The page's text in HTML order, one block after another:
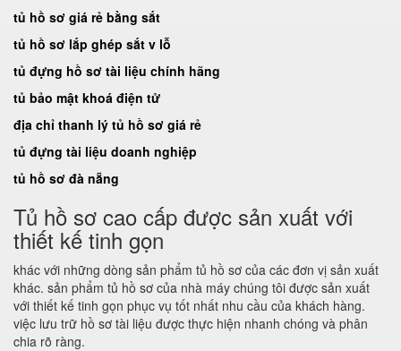
tủ hồ sơ giá rẻ bằng sắt
tủ hồ sơ lắp ghép sắt v lỗ
tủ đựng hồ sơ tài liệu chính hãng
tủ bảo mật khoá điện tử
địa chỉ thanh lý tủ hồ sơ giá rẻ
tủ đựng tài liệu doanh nghiệp
tủ hồ sơ đà nẵng
Tủ hồ sơ cao cấp được sản xuất với
thiết kế tinh gọn
khác với những dòng sản phẩm tủ hồ sơ của các đơn vị sản xuất
khác. sản phẩm tủ hồ sơ của nhà máy chúng tôi được sản xuất
với thiết kế tinh gọn phục vụ tốt nhất nhu cầu của khách hàng.
việc lưu trữ hồ sơ tài liệu được thực hiện nhanh chóng và phân
chia rõ ràng.